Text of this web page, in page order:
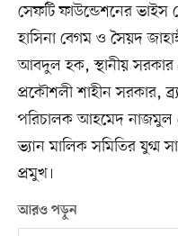
সেফটি ফাউন্ডেশনের ভাইস
হাসিনা বেগম ও সৈয়দ
আবদুল হক, স্থানীয় সরকার
প্রকৌশলী শাহীন সরকার,
পরিচালক আহমেদ নাজমুল
ভ্যান মালিক সমিতির যুগ্ম
প্রমুখ।
আরও পড়ুন